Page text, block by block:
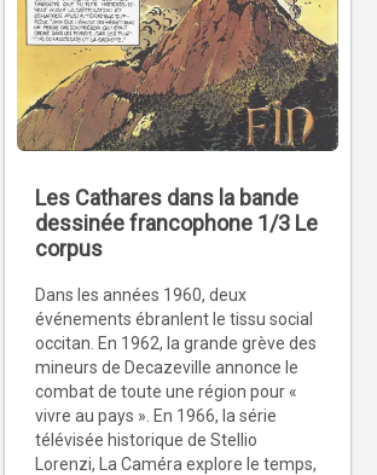
Les Cathares dans la bande
dessinée francophone 1/3 Le
corpus
Dans les années 1960, deux
événements ébranlent le tissu social
occitan. En 1962, la grande grève des
mineurs de Decazeville annonce le
combat de toute une région pour «
vivre au pays ». En 1966, la série
télévisée historique de Stellio
Lorenzi, La Caméra explore le temps,